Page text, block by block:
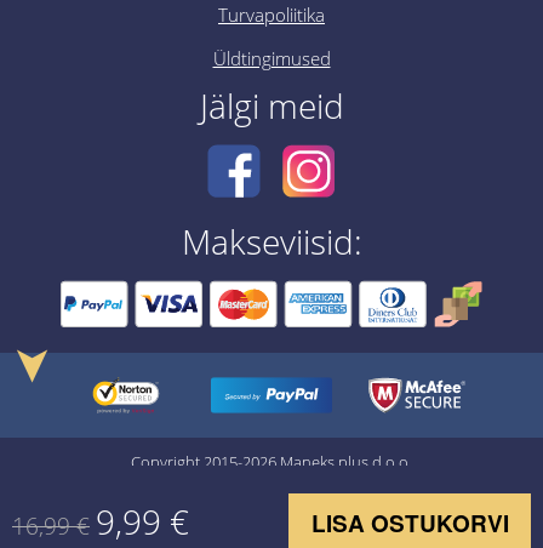
Turvapoliitika
Üldtingimused
Jälgi meid
Makseviisid:
Copyright 2015-2026 Maneks plus d.o.o.
16,99€ 9,99 € LISA OSTUKORVI
➤